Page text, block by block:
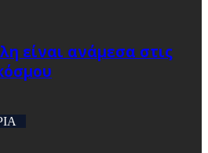
είναι ανάμεσα στις